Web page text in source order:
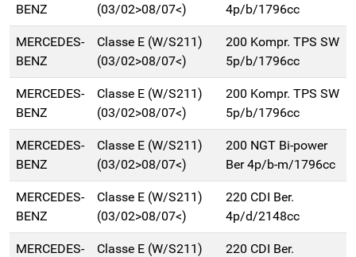
BENZ
(03/02>08/07<)
4p/b/1796cc
MERCEDES-
BENZ
Classe E (W/S211)
(03/02>08/07<)
200 Kompr. TPS SW
5p/b/1796cc
MERCEDES-
BENZ
Classe E (W/S211)
(03/02>08/07<)
200 Kompr. TPS SW
5p/b/1796cc
MERCEDES-
BENZ
Classe E (W/S211)
(03/02>08/07<)
200 NGT Bi-power
Ber 4p/b-m/1796cc
MERCEDES-
BENZ
Classe E (W/S211)
(03/02>08/07<)
220 CDI Ber.
4p/d/2148cc
MERCEDES-
Classe E (W/S211)
220 CDI Ber.